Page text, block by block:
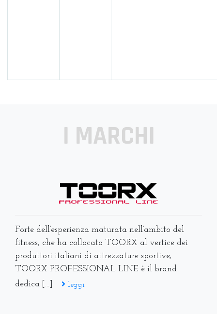
I MARCHI
Forte dell’esperienza maturata nell’ambito del
fitness, che ha collocato TOORX al vertice dei
produttori italiani di attrezzature sportive,
TOORX PROFESSIONAL LINE è il brand
dedica [...]
leggi